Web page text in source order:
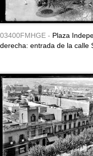
03400FMHGE - Plaza
derecha: entrada de la calle